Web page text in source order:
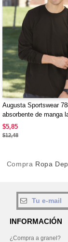
Augusta Sportswear
absorbente de manga
adultos
$5,85
$12,48
Compra Ropa
INFORMACIÓN
¿Compra a granel?